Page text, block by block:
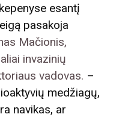
esantį
pasakoja
Mačionis,
invazinių
vadovas. –
medžiagų,
navikas, ar